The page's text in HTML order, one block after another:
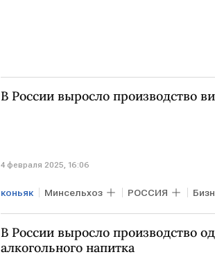
В России выросло производство
4 февраля 2025, 16:06
коньяк Минсельхоз РОССИЯ
производство алкоголя вино
В России выросло производство
алкогольного напитка